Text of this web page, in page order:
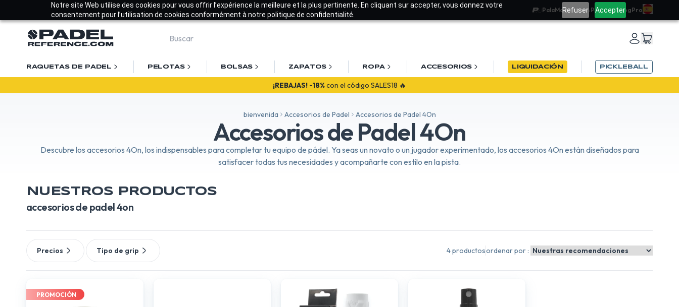
Notre site Web utilise des cookies pour vous offrir l’expérience la meilleure et la plus pertinente. En cliquant sur accepter, vous donnez votre
consentement pour l’utilisation de cookies conformément à notre politique de confidentialité.
Refuser Accepter
PalaMatchTeam PadelRefBlogPro
RAQUETAS DE PADEL PELOTAS BOLSAS ZAPATOS ROPA ACCESORIOS LIQUIDACIÓN PICKLEBALL
¡REBAJAS! -18%con el código SALES18 🔥
bienvenida Accesorios de Padel Accesorios de Padel 4On
Accesorios de Padel 4On
Descubre los accesorios 4On, los indispensables para completar tu equipo de pádel. Ya seas un novato o un jugador experimentado, los accesorios 4On están diseñados para
satisfacer todas tus necesidades y acompañarte con estilo en la pista.
NUESTROS PRODUCTOS
accesorios de padel 4on
PROMOCIÓN
Precios Tipo de grip 4 productosordenar por :